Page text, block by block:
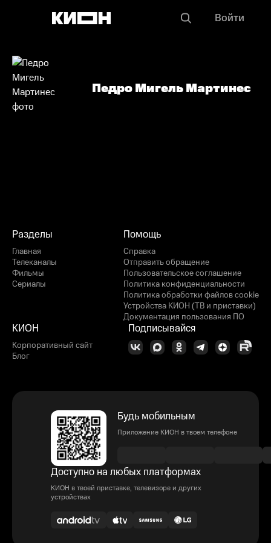
Войти
Педро Мигель Мартинес
Разделы
Главная
Телеканалы
Фильмы
Сериалы
Помощь
Справка
Отправить обращение
Пользовательское соглашение
Политика конфиденциальности
Политика обработки файлов cookie
Устройства КИОН (ТВ и приставки)
Документация пользования ПО
КИОН
Корпоративный сайт
Блог
Подписывайся
Будь мобильным
Приложение КИОН в твоем телефоне
Доступно на любых платформах
КИОН в твоей приставке, телевизоре и других
устройствах